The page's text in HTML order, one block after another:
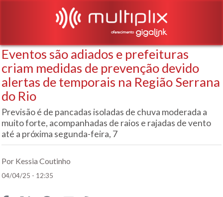
Eventos são adiados e prefeituras
criam medidas de prevenção devido
alertas de temporais na Região Serrana
do Rio
Previsão é de pancadas isoladas de chuva moderada a
muito forte, acompanhadas de raios e rajadas de vento
até a próxima segunda-feira, 7
Por Kessia Coutinho
04/04/25 - 12:35